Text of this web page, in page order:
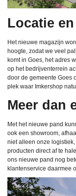
Locatie
Het nieuwe magazijn
hoogte, zodat we veel
komt in Goes, het adres
op het bedrijventerrein
door de gemeente Goes
plek waar Imkershop
Meer dan
Met het nieuwe pand
ook een showroom,
niet alleen onze
producten direct af te
ons nieuwe pand nog
klantenservice daarmee